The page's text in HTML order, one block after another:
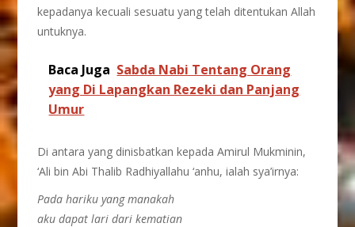
kepadanya kecuali sesuatu yang telah ditentukan Allah
untuknya.
Baca Juga Sabda Nabi Tentang Orang
yang Di Lapangkan Rezeki dan Panjang
Umur
Di antara yang dinisbatkan kepada Amirul Mukminin,
‘Ali bin Abi Thalib Radhiyallahu ‘anhu, ialah sya’irnya:
Pada hariku yang manakah
aku dapat lari dari kematian